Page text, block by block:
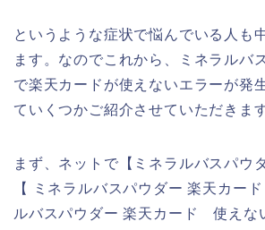
というような症状で悩んでいる人も
ます。なのでこれから、ミネラルバ
で楽天カードが使えないエラーが発
ていくつかご紹介させていただきます
まず、ネットで【ミネラルバスパウ
【 ミネラルバスパウダー 楽天カー
ルバスパウダー 楽天カード 使えな